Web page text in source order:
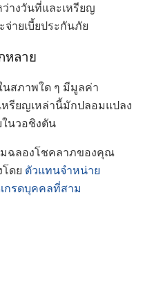
างวันที่และเหรียญ
ายเบี้ยประกันภัย
หลาย
นสภาพใด ๆ มีมูลค่า
หรียญเหล่านี้มักปลอมแปลง
นวอชิงตัน
ฉลองโชคลาภของคุณ
ดย ตัวแทนจำหน่าย
กรดบุคคลที่สาม